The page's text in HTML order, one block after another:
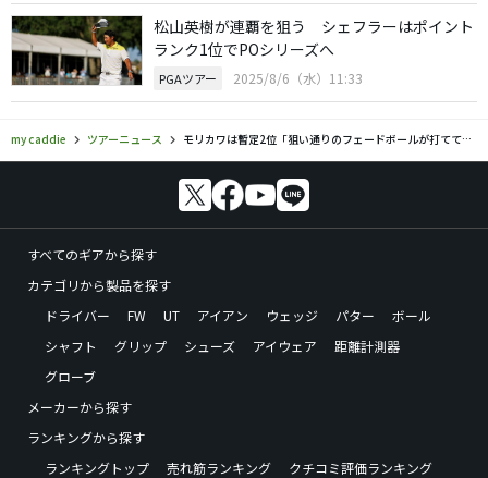
松山英樹が連覇を狙う シェフラーはポイント
ランク1位でPOシリーズへ
PGAツアー 2025/8/6（水）11:33
my caddie ツアーニュース モリカワは暫定2位「狙い通りのフェードボールが打てている」
すべてのギアから探す
カテゴリから製品を探す
ドライバー
FW UT アイアン ウェッジ パター
ボール
シャフト
グリップ シューズ アイウェア
距離計測器
グローブ
メーカーから探す
ランキングから探す
ランキングトップ
売れ筋ランキング
クチコミ評価ランキング